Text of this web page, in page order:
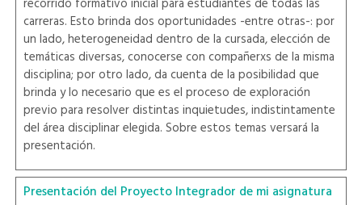
recorrido formativo inicial para estudiantes de todas las
carreras. Esto brinda dos oportunidades -entre otras-: por
un lado, heterogeneidad dentro de la cursada, elección de
temáticas diversas, conocerse con compañerxs de la misma
disciplina; por otro lado, da cuenta de la posibilidad que
brinda y lo necesario que es el proceso de exploración
previo para resolver distintas inquietudes, indistintamente
del área disciplinar elegida. Sobre estos temas versará la
presentación.
Presentación del Proyecto Integrador de mi asignatura